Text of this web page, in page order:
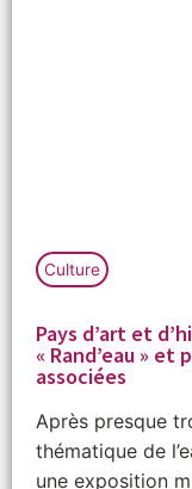
Culture
Pays d’art et
« Rand’eau »
associées
Après presque
thématique de
une exposition